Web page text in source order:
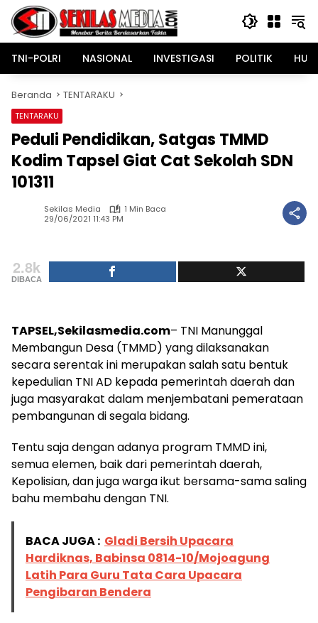
Langsung
konten
TNI-POLRI
NASIONAL INVESTIGASI POLITIK
Beranda TENTARAKU
TENTARAKU
Peduli Pendidikan, Satgas TMMD
Kodim Tapsel Giat Cat Sekolah SDN
101311
Sekilas Media
1 Min Baca
29/06/2021 11:43 PM
2.8k
DIBACA
TAPSEL,Sekilasmedia.com– TNI Manunggal
Membangun Desa (TMMD) yang dilaksanakan
secara serentak ini merupakan salah satu bentuk
kepedulian TNI AD kepada pemerintah daerah dan
juga masyarakat dalam menjembatani pemerataan
pembangunan di segala bidang.
Tentu saja dengan adanya program TMMD ini,
semua elemen, baik dari pemerintah daerah,
Kepolisian, dan juga warga ikut bersama-sama saling
bahu membahu dengan TNI.
BACA JUGA : Gladi Bersih Upacara
Hardiknas, Babinsa 0814-10/Mojoagung
Latih Para Guru Tata Cara Upacara
Pengibaran Bendera